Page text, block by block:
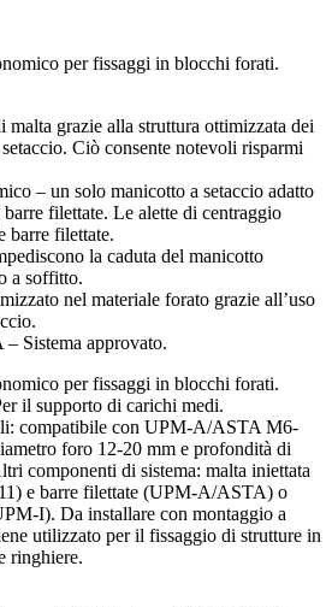
per fissaggi in blocchi forati.
grazie alla struttura ottimizzata dei
Ciò consente notevoli risparmi
– un solo manicotto a setaccio adatto
filettate. Le alette di centraggio
barre filettate.
la caduta del manicotto
a soffitto.
nel materiale forato grazie all’uso
Sistema approvato.
per fissaggi in blocchi forati.
il supporto di carichi medi.
compatibile con UPM-A/ASTA M6-
foro 12-20 mm e profondità di
componenti di sistema: malta iniettata
e barre filettate (UPM-A/ASTA) o
I). Da installare con montaggio a
utilizzato per il fissaggio di strutture in
ringhiere.